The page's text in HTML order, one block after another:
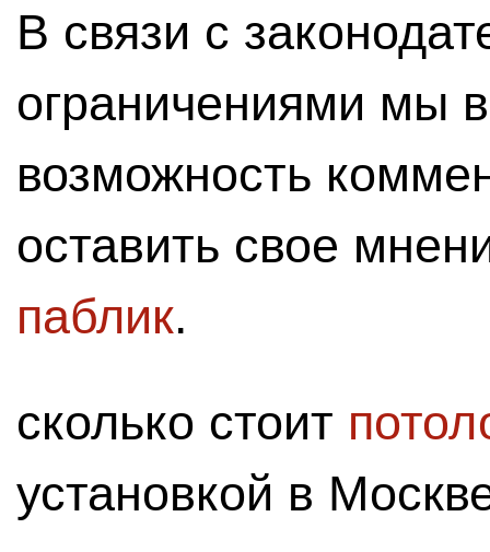
В связи с
ограничениями мы
возможность
оставить свое
паблик.
сколько стоит
установкой в